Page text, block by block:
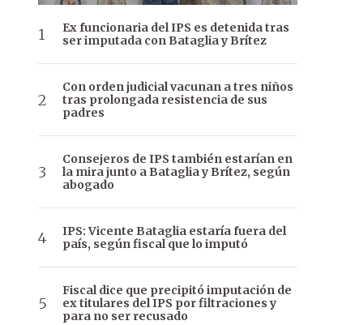
Ex funcionaria del IPS es detenida tras
ser imputada con Bataglia y Brítez
Con orden judicial vacunan a tres niños
tras prolongada resistencia de sus
padres
Consejeros de IPS también estarían en
la mira junto a Bataglia y Brítez, según
abogado
IPS: Vicente Bataglia estaría fuera del
país, según fiscal que lo imputó
Fiscal dice que precipitó imputación de
ex titulares del IPS por filtraciones y
para no ser recusado